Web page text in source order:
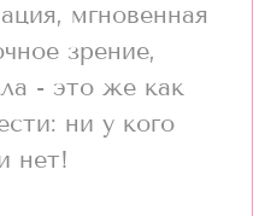
мгновенная
зрение,
- это же как
ни у кого
нет!